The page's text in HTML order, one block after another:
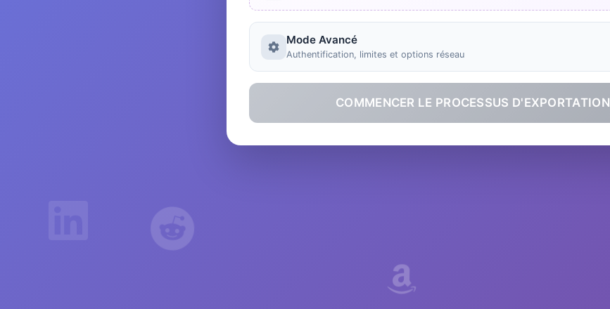
Mode Avancé
Authentification, limites et options réseau
COMMENCER LE PROCESSUS D'EXPORTATION